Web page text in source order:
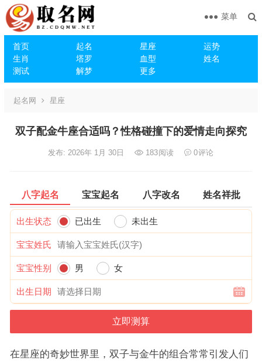
首页 起名 星座
运势
生肖
塔罗 血型
姓名
测试
解梦 更多
菜单
起名网 星座
双子配金牛座合适吗？性格碰撞下的爱情走向探究
发布: 2026年 1月 30日 183阅读 0评论
八字起名 宝宝起名 八字改名 姓名祥批
出生状态 已出生 未出生
宝宝姓氏
宝宝性别 男 女
出生日期
在星座的奇妙世界里，双子与金牛的组合常常引发人们